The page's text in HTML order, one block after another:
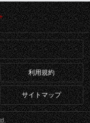
利用規約
サイトマップ